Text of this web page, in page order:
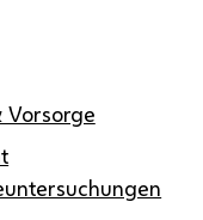
Vorsorge